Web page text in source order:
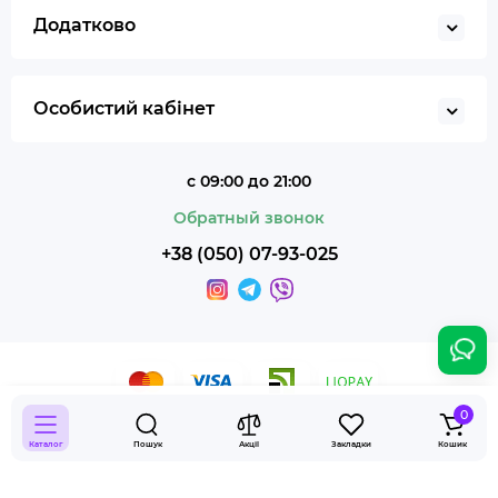
Каталог Пошук Акції Закладки
0
Кошик
Додатково
Особистий кабінет
с 09:00 до 21:00
Обратный звонок
+38 (050) 07-93-025
Smoky Shop © 2026